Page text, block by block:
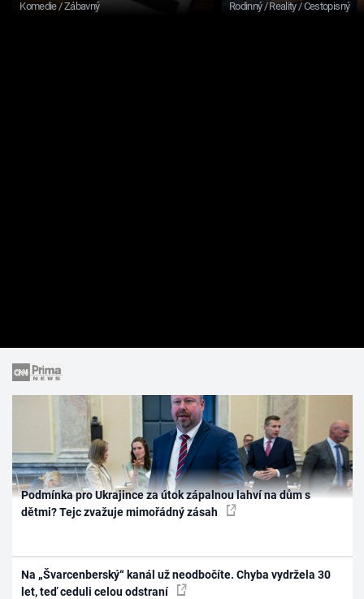
Komedie / Zábavný Rodinný / Reality / Cestopisný
Podmínka pro Ukrajince za útok zápalnou lahví na dům s
dětmi? Tejc zvažuje mimořádný zásah
Na „Švarcenberský“ kanál už neodbočíte. Chyba vydržela 30
let, teď ceduli celou odstraní